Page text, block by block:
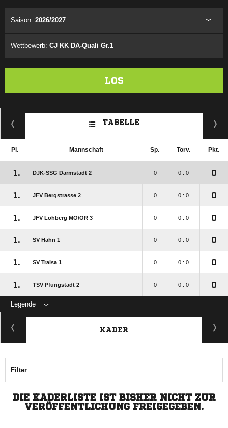
Saison: 2026/2027
Wettbewerb: CJ KK DA-Quali Gr.1
LOS
TABELLE
Pl. Mannschaft Sp. Torv. Pkt.
1. DJK-SSG Darmstadt 2 0 0 : 0 0
1. JFV Bergstrasse 2 0 0 : 0 0
1. JFV Lohberg MO/​OR 3 0 0 : 0 0
1. SV Hahn 1 0 0 : 0 0
1. SV Traisa 1 0 0 : 0 0
1. TSV Pfungstadt 2 0 0 : 0 0
Legende
KADER
Filter
DIE KADERLISTE IST BISHER NICHT ZUR
VERÖFFENTLICHUNG FREIGEGEBEN.